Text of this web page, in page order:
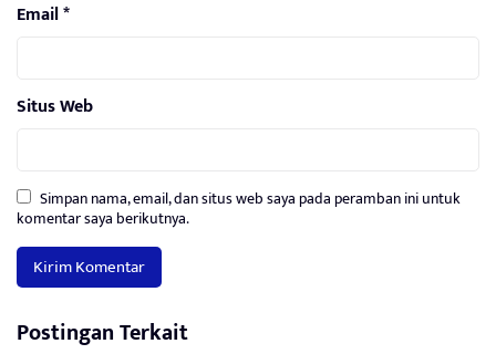
Email*
Situs Web
Simpan nama, email, dan situs web saya pada peramban ini untuk
komentar saya berikutnya.
Postingan Terkait